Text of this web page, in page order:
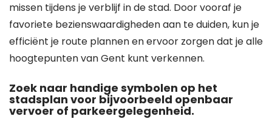
missen tijdens je verblijf in de stad. Door vooraf je
favoriete bezienswaardigheden aan te duiden, kun je
efficiënt je route plannen en ervoor zorgen dat je alle
hoogtepunten van Gent kunt verkennen.
Zoek naar handige symbolen op het
stadsplan voor bijvoorbeeld openbaar
vervoer of parkeergelegenheid.